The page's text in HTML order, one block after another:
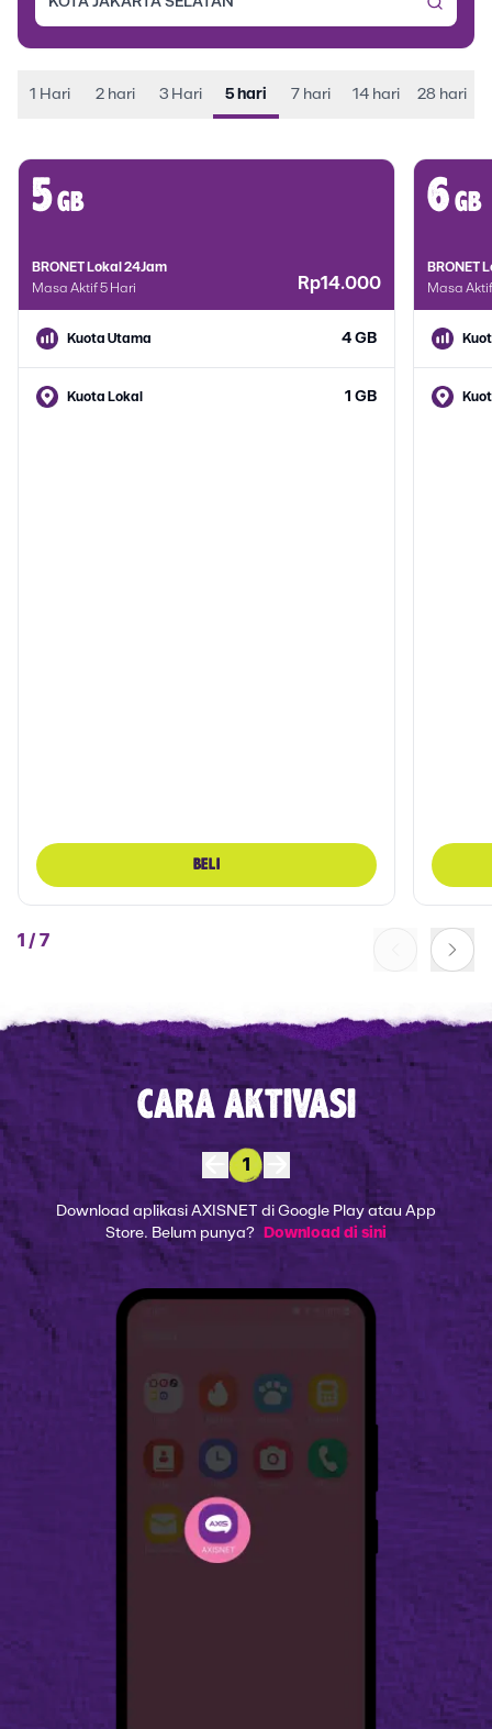
1 Hari 2 hari 3 Hari 5 hari 7 hari 14 hari 28 hari
5gb
BRONET Lokal 24Jam
Masa Aktif 5 Hari
Rp14.000
Kuota Utama 4 GB
Kuota Lokal 1 GB
BELI
6 gb
BRONET
Masa
1 / 7
CARA AKTIVASI
1
Download aplikasi AXISNET di Google Play atau App
Store. Belum punya?
Download di sini